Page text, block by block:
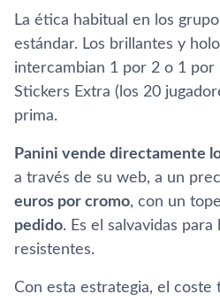
La ética habitual en los
estándar. Los brillantes y
intercambian 1 por 2 o 1 por
Stickers Extra (los 20
prima.
Panini vende directamente
a través de su web, a un
euros por cromo, con un
pedido. Es el salvavidas
resistentes.
Con esta estrategia, el coste